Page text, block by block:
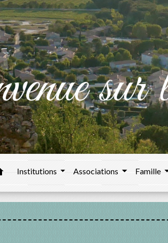
Institutions Associations Famille